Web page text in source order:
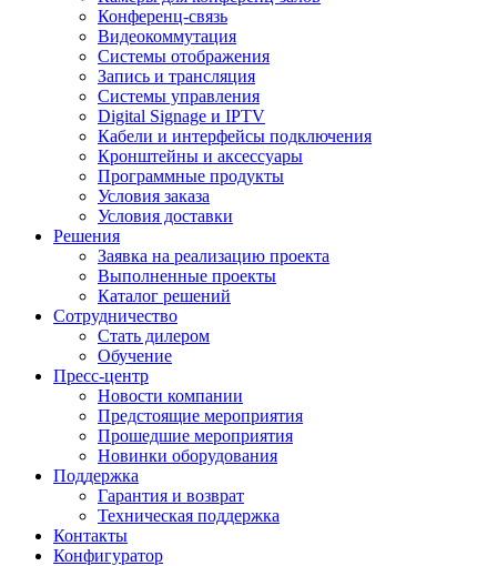
Конференц-связь
Видеокоммутация
Системы отображения
Запись и трансляция
Системы управления
Digital Signage и IPTV
Кабели и интерфейсы подключения
Кронштейны и аксессуары
Программные продукты
Условия заказа
Условия доставки
Решения
Заявка на реализацию проекта
Выполненные проекты
Каталог решений
Сотрудничество
Стать дилером
Обучение
Пресс-центр
Новости компании
Предстоящие мероприятия
Прошедшие мероприятия
Новинки оборудования
Поддержка
Гарантия и возврат
Техническая поддержка
Контакты
Конфигуратор